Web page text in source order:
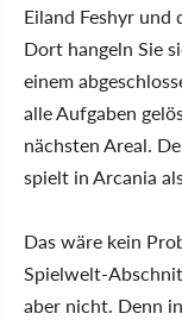
Eiland Feshyr und
Dort hangeln Sie
einem
alle Aufgaben
nächsten Areal.
spielt in Arcania
Das wäre kein
Spielwelt-
aber nicht. Denn